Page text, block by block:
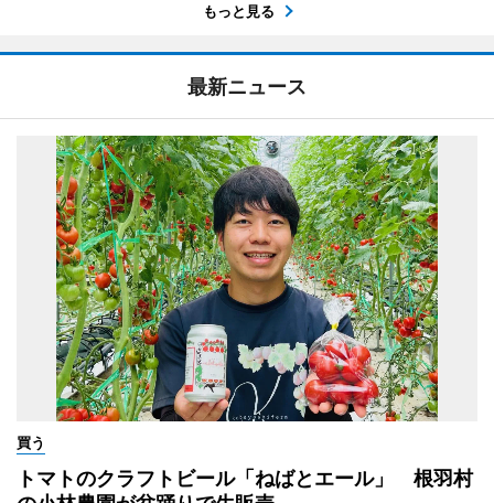
もっと見る
最新ニュース
買う
トマトのクラフトビール「ねばとエール」 根羽村